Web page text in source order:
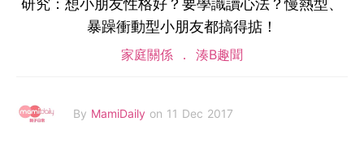
研究：想小朋友性格好？要學識讀心法？慢熱型、
暴躁衝動型小朋友都搞得掂！
家庭關係 湊B趣聞
By MamiDaily on 11 Dec 2017